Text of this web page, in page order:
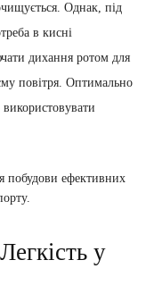
Однак, під
в кисні
дихання ротом для
повітря. Оптимально
побудови ефективних
у